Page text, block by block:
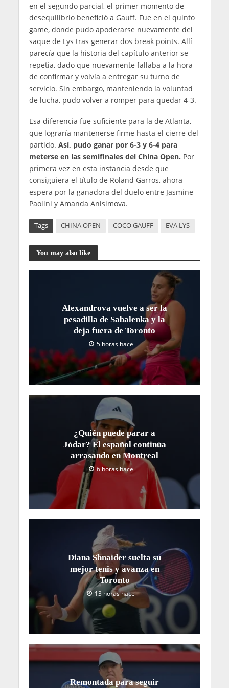
en el segundo parcial, el primer momento de
desequilibrio benefició a Gauff. Fue en el quinto
game, donde pudo apoderarse nuevamente del
saque de Lys tras generar dos break points. Allí
parecía que la historia del capítulo anterior se
repetía, dado que nuevamente fallaba a la hora
de confirmar y volvía a entregar su turno de
servicio. Sin embargo, manteniendo la voluntad
de lucha, pudo volver a romper para quedar 4-3.
Esa diferencia fue suficiente para la de Atlanta,
que lograría mantenerse firme hasta el cierre del
partido. Así, pudo ganar por 6-3 y 6-4 para
meterse en las semifinales del China Open. Por
primera vez en esta instancia desde que
consiguiera el título de Roland Garros, ahora
espera por la ganadora del duelo entre Jasmine
Paolini y Amanda Anisimova.
Tags CHINA OPEN COCO GAUFF EVA LYS
You may also like
Alexandrova vuelve a ser la
pesadilla de Sabalenka y la
deja fuera de Toronto
5 horas hace
¿Quién puede parar a
Jódar? El español continúa
arrasando en Montreal
6 horas hace
Diana Shnaider suelta su
mejor tenis y avanza en
Toronto
13 horas hace
Remontada para seguir